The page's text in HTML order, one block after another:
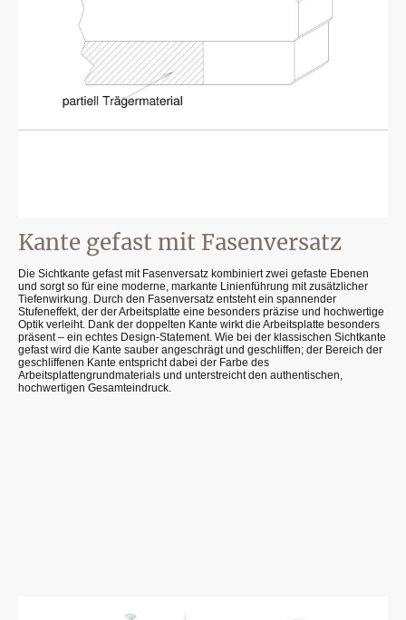
Kante gefast mit Fasenversatz
Die Sichtkante gefast mit Fasenversatz kombiniert zwei gefaste Ebenen
und sorgt so für eine moderne, markante Linienführung mit zusätzlicher
Tiefenwirkung. Durch den Fasenversatz entsteht ein spannender
Stufeneffekt, der der Arbeitsplatte eine besonders präzise und hochwertige
Optik verleiht. Dank der doppelten Kante wirkt die Arbeitsplatte besonders
präsent – ein echtes Design-Statement. Wie bei der klassischen Sichtkante
gefast wird die Kante sauber angeschrägt und geschliffen; der Bereich der
geschliffenen Kante entspricht dabei der Farbe des
Arbeitsplattengrundmaterials und unterstreicht den authentischen,
hochwertigen Gesamteindruck.